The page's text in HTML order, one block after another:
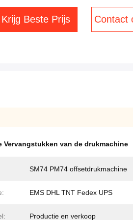
Krijg Beste Prijs Contact
Vervangstukken van de drukmachine
SM74 PM74 offsetdrukmachine
EMS DHL TNT Fedex UPS
Productie en verkoop